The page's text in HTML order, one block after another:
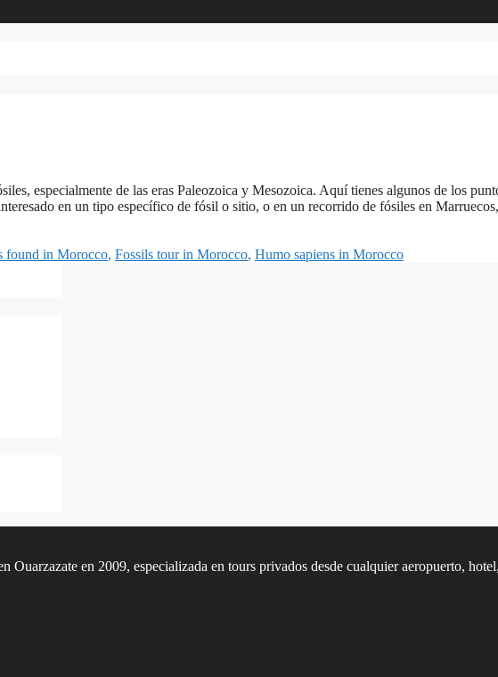
especialmente de las eras Paleozoica y Mesozoica. Aquí tienes algunos de los
en un tipo específico de fósil o sitio, o en un recorrido de fósiles en Marruecos,
found in Morocco, Fossils tour in Morocco, Humo sapiens in Morocco
Ouarzazate en 2009, especializada en tours privados desde cualquier aeropuerto,